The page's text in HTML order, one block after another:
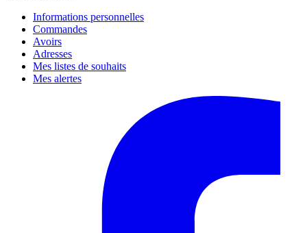
Informations personnelles
Commandes
Avoirs
Adresses
Mes listes de souhaits
Mes alertes